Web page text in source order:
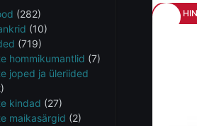
HEA
(282)
(10)
(719)
hommikumantlid (7)
joped ja üleriided
kindad (27)
maikasärgid (2)